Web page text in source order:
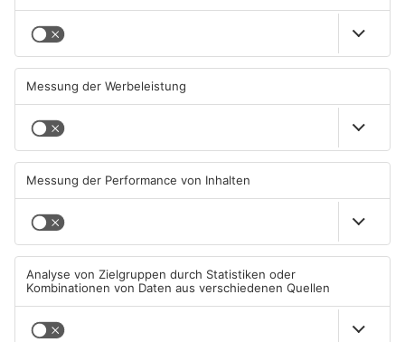
Hier brauchen Autofahrer in
Rodgau jetzt mehr Geduld
OFFENBACH
Unternehmensgründungen
im Kreis Offenbach
04.08.2026, 06:41 UHR IN KREIS